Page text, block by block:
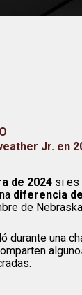
Jr. en
de 2024 si es
diferencia
de
durante una